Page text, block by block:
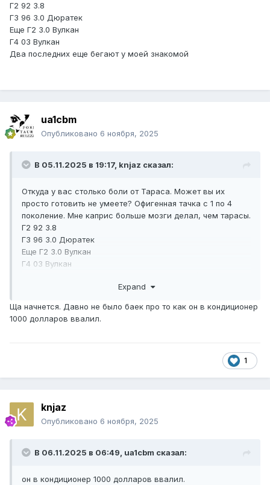
Г2 92 3.8
Г3 96 3.0 Дюратек
Еще Г2 3.0 Вулкан
Г4 03 Вулкан
Два последних еще бегают у моей знакомой
ua1cbm
Опубликовано 6 ноября, 2025
В 05.11.2025 в 19:17, knjaz сказал:
Откуда у вас столько боли от Тараса. Может вы их
просто готовить не умеете? Офигенная тачка с 1 по 4
поколение. Мне каприс больше мозги делал, чем тарасы.
Г2 92 3.8
Г3 96 3.0 Дюратек
Еще Г2 3.0 Вулкан
Г4 03 Вулкан
Expand
Ща начнется. Давно не было баек про то как он в кондиционер
1000 долларов ввалил.
1
knjaz
Опубликовано 6 ноября, 2025
В 06.11.2025 в 06:49, ua1cbm сказал:
он в кондиционер 1000 долларов ввалил.